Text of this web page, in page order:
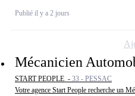
Publié il y a 2 jours
Mécanicien
START PEOPLE - 33 - PESSAC
Votre agence Start People recherche un